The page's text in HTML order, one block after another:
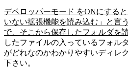
デベロッパーモード をONにする
いない拡張機能を読み込む」と言
で、そこから保存したフォルダを
したファイルの入っているフォル
がどれなのかわかりやすいディレ
下さい。